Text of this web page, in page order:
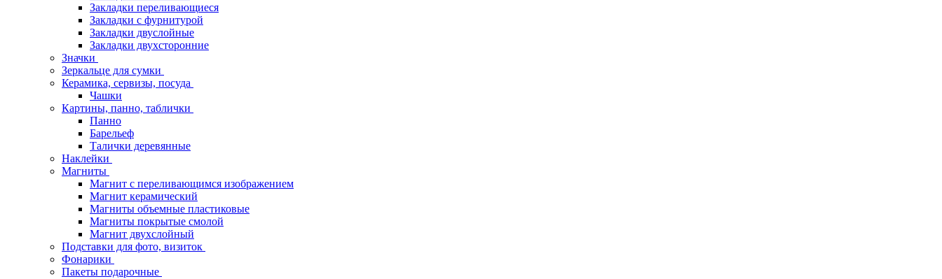
Закладки переливающиеся
Закладки с фурнитурой
Закладки двуслойные
Закладки двухсторонние
Значки
Зеркальце для сумки
Керамика, сервизы, посуда
Чашки
Картины, панно, таблички
Панно
Барельеф
Талички деревянные
Наклейки
Магниты
Магнит с переливающимся изображением
Магнит керамический
Магниты объемные пластиковые
Магниты покрытые смолой
Магнит двухслойный
Подставки для фото, визиток
Фонарики
Пакеты подарочные